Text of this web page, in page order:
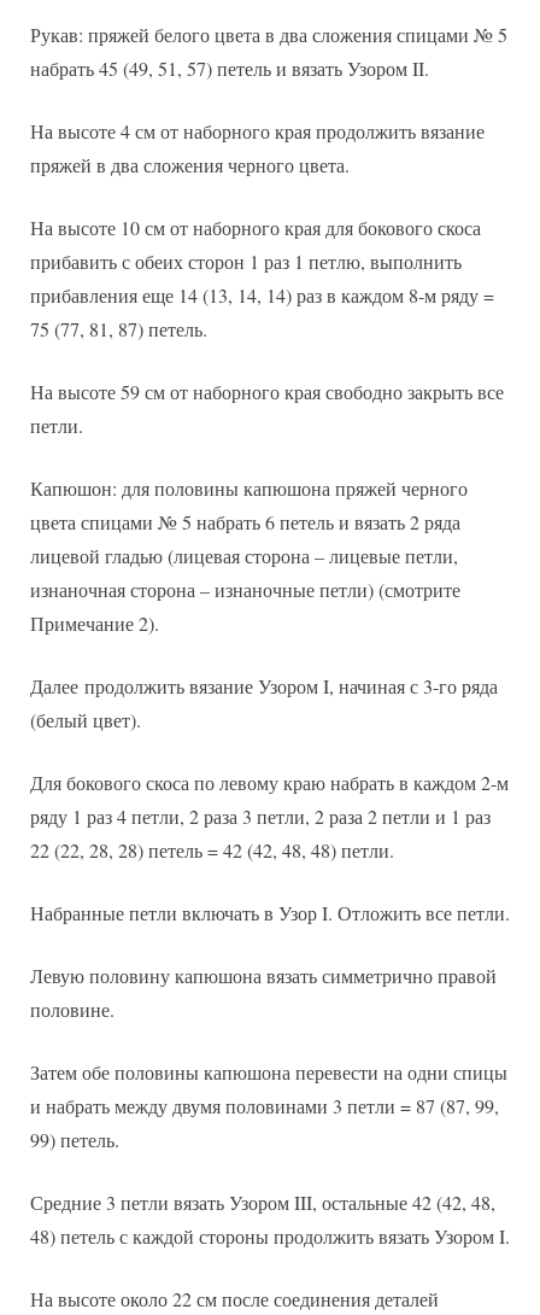
Рукав: пряжей белого цвета в два сложения спицами № 5
набрать 45 (49, 51, 57) петель и вязать Узором II.
На высоте 4 см от наборного края продолжить вязание
пряжей в два сложения черного цвета.
На высоте 10 см от наборного края для бокового скоса
прибавить с обеих сторон 1 раз 1 петлю, выполнить
прибавления еще 14 (13, 14, 14) раз в каждом 8-м ряду =
75 (77, 81, 87) петель.
На высоте 59 см от наборного края свободно закрыть все
петли.
Капюшон: для половины капюшона пряжей черного
цвета спицами № 5 набрать 6 петель и вязать 2 ряда
лицевой гладью (лицевая сторона – лицевые петли,
изнаночная сторона – изнаночные петли) (смотрите
Примечание 2).
Далее продолжить вязание Узором I, начиная с 3-го ряда
(белый цвет).
Для бокового скоса по левому краю набрать в каждом 2-м
ряду 1 раз 4 петли, 2 раза 3 петли, 2 раза 2 петли и 1 раз
22 (22, 28, 28) петель = 42 (42, 48, 48) петли.
Набранные петли включать в Узор I. Отложить все петли.
Левую половину капюшона вязать симметрично правой
половине.
Затем обе половины капюшона перевести на одни спицы
и набрать между двумя половинами 3 петли = 87 (87, 99,
99) петель.
Средние 3 петли вязать Узором III, остальные 42 (42, 48,
48) петель с каждой стороны продолжить вязать Узором I.
На высоте около 22 см после соединения деталей